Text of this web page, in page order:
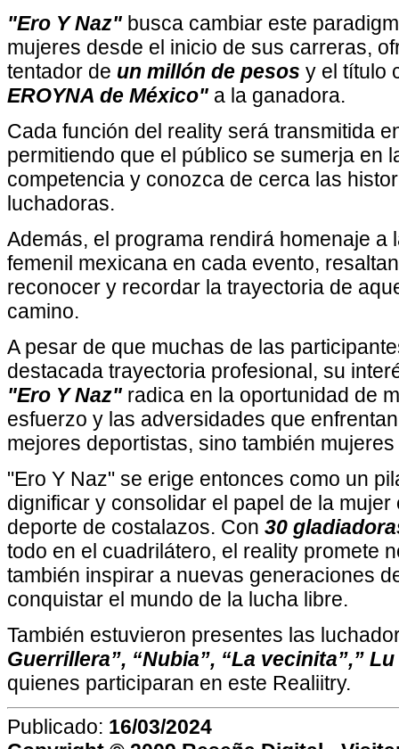
"Ero Y Naz" busca cambiar este
mujeres desde el inicio de sus carreras,
tentador de un millón de pesos y el título
EROYNA de México" a la ganadora.
Cada función del reality será transmitida
permitiendo que el público se sumerja en
competencia y conozca de cerca las
luchadoras.
Además, el programa rendirá homenaje a
femenil mexicana en cada evento,
reconocer y recordar la trayectoria de
camino.
A pesar de que muchas de las
destacada trayectoria profesional, su
"Ero Y Naz" radica en la oportunidad de
esfuerzo y las adversidades que
mejores deportistas, sino también
"Ero Y Naz" se erige entonces como un
dignificar y consolidar el papel de la
deporte de costalazos. Con 30
todo en el cuadrilátero, el reality promete
también inspirar a nuevas generaciones
conquistar el mundo de la lucha libre.
También estuvieron presentes las
Guerrillera”, “Nubia”, “La vecinita”,”
quienes participaran en este Realiitry.
Publicado: 16/03/2024